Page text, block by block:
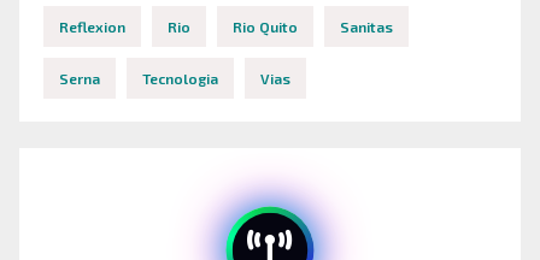
Reflexion Rio Rio Quito Sanitas
Serna Tecnologia Vias